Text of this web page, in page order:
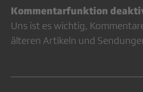
Kommentarfunktion
Uns ist es wichtig,
älteren Artikeln und